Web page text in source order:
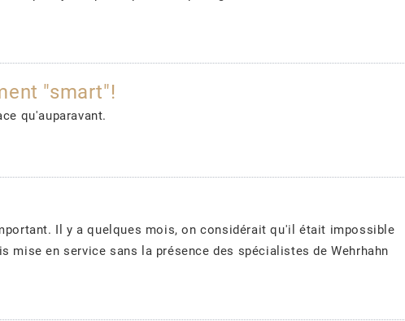
"smart"!
qu'auparavant.
Il y a quelques mois, on considérait qu'il était impossible
en service sans la présence des spécialistes de Wehrhahn